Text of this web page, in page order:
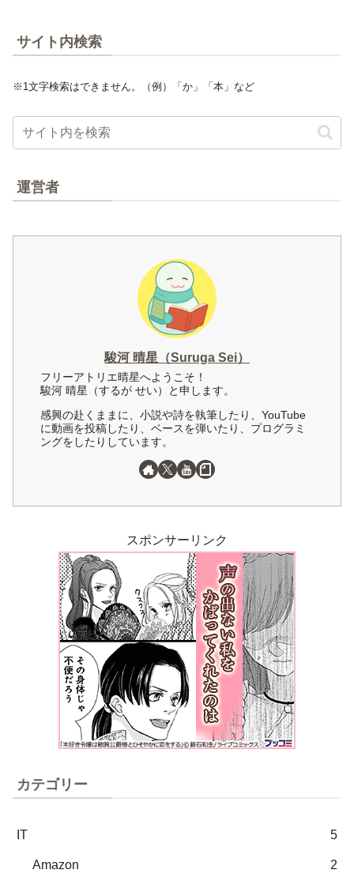
サイト内検索
※1文字検索はできません。（例）「か」「本」など
運営者
駿河 晴星（Suruga Sei）
フリーアトリエ晴星へようこそ！
駿河 晴星（するが せい）と申します。
感興の赴くままに、小説や詩を執筆したり、YouTube
に動画を投稿したり、ベースを弾いたり、プログラミ
ングをしたりしています。
スポンサーリンク
カテゴリー
IT 5
Amazon 2